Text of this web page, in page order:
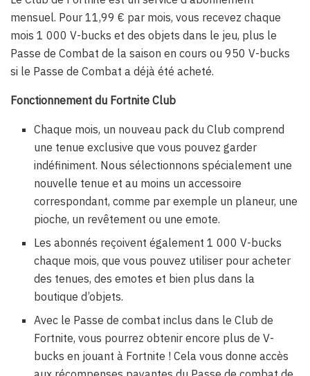
mensuel. Pour 11,99 € par mois, vous recevez chaque
mois 1 000 V-bucks et des objets dans le jeu, plus le
Passe de Combat de la saison en cours ou 950 V-bucks
si le Passe de Combat a déjà été acheté.
Fonctionnement du Fortnite Club
Chaque mois, un nouveau pack du Club comprend
une tenue exclusive que vous pouvez garder
indéfiniment. Nous sélectionnons spécialement une
nouvelle tenue et au moins un accessoire
correspondant, comme par exemple un planeur, une
pioche, un revêtement ou une emote.
Les abonnés reçoivent également 1 000 V-bucks
chaque mois, que vous pouvez utiliser pour acheter
des tenues, des emotes et bien plus dans la
boutique d’objets.
Avec le Passe de combat inclus dans le Club de
Fortnite, vous pourrez obtenir encore plus de V-
bucks en jouant à Fortnite ! Cela vous donne accès